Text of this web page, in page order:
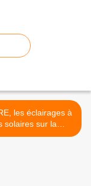
les éclairages à
solaires sur la
d'une colossale